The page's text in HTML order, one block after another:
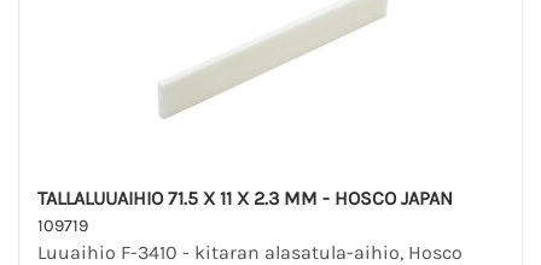
TALLALUUAIHIO 71.5 X 11 X 2.3 MM - HOSCO JAPAN
109719
Luuaihio F-3410 - kitaran alasatula-aihio, Hosco